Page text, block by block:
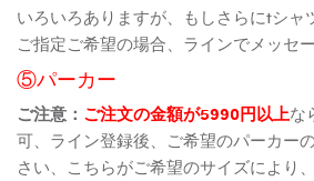
いろいろありますが、もしさらにtシャ
ご指定ご希望の場合、ラインでメッセ
⑤パーカー
ご注意： ご注文の金額が5990円以上な
可、ライン登録後、ご希望のパーカー
さい、こちらがご希望のサイズにより